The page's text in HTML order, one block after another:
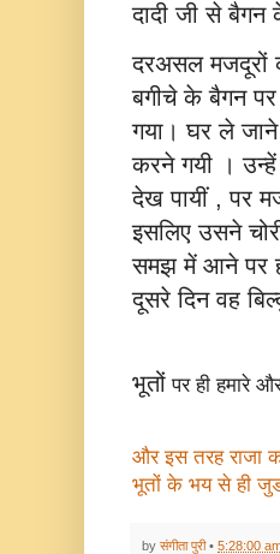
दादी जी से बैगन
दरअसल मजदूरों
बगीचे के बैगन
गया। घर ले जाने
करने गयी । उन्‍हें
देख पायीं , पर
इसलिए उसने
समझ में आने पर
दूसरे दिन वह
भूतों पर ही हमारे
और इस तरह राजा
भूतों के भय से ही
by संगीता पुरी• 5:28:00